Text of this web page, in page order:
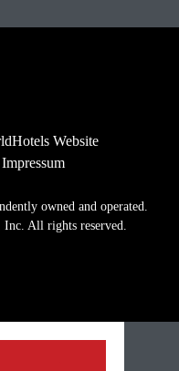
Website
Impressum
owned and operated.
Inc. All rights reserved.